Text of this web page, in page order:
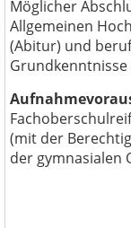
Möglicher
Allgemeinen
(Abitur) und
Grundkenntnisse
(mit der
der gymnasialen